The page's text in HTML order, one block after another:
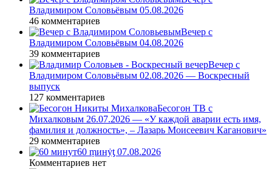
Владимиром Соловьёвым 05.08.2026
46 комментариев
Вечер с
Владимиром Соловьёвым 04.08.2026
39 комментариев
Вечер с
Владимиром Соловьёвым 02.08.2026 — Воскресный
выпуск
127 комментариев
Бесогон ТВ с
Михалковым 26.07.2026 — «У каждой аварии есть имя,
фамилия и должность», – Лазарь Моисеевич Каганович»
29 комментариев
60 ṃинẏƫ 07.08.2026
Комментариев нет